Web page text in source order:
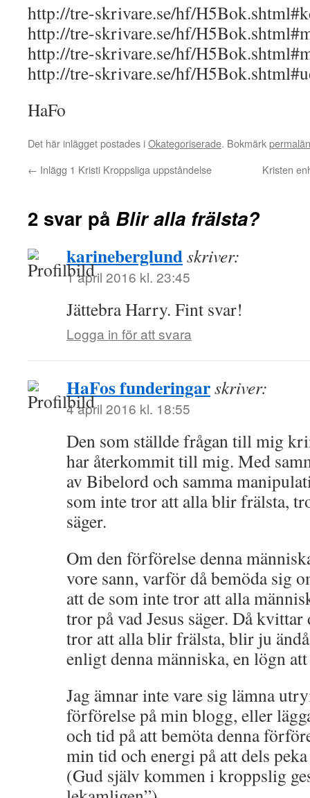
http://tre-skrivare.se/hf/
http://tre-skrivare.se/hf/
http://tre-skrivare.se/hf/
http://tre-skrivare.se/hf/
HaFo
Det här inlägget postades iOkategoriserade. Bokmärk
← Inlägg 1 Kristi Kroppsliga uppståndelse Kristen
2 svar på Blir alla frälsta?
karineberglundskriver:
1 april 2016 kl. 23:45
Jättebra Harry. Fint svar!
Logga in för att svara
HaFos funderingarskriver:
4 april 2016 kl. 18:55
Den som ställde frågan till mig
har återkommit till mig. Med
av Bibelord och samma
som inte tror att alla blir frälsta,
säger.
Om den förförelse denna
vore sann, varför då bemöda sig
att de som inte tror att alla
tror på vad Jesus säger. Då
tror att alla blir frälsta, blir ju
enligt denna människa, en lögn
Jag ämnar inte vare sig lämna
förförelse på min blogg, eller
och tid på att bemöta denna
min tid och energi på att dels
(Gud själv kommen i kroppslig